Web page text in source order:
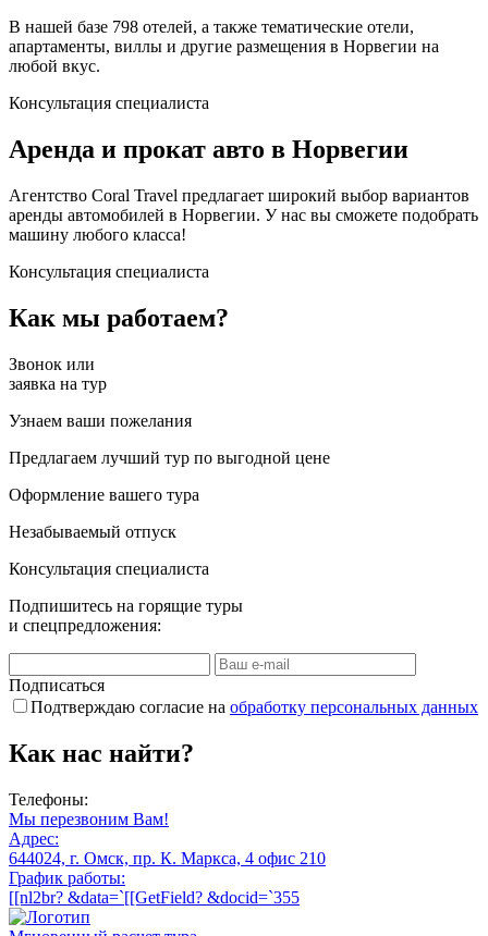
В нашей базе 798 отелей, а также тематические отели,
апартаменты, виллы и другие размещения в Норвегии на
любой вкус.
Консультация специалиста
Аренда и прокат авто в Норвегии
Агентство Coral Travel предлагает широкий выбор вариантов
аренды автомобилей в Норвегии. У нас вы сможете подобрать
машину любого класса!
Консультация специалиста
Как мы работаем?
Звонок или
заявка на тур
Узнаем ваши пожелания
Предлагаем лучший тур по выгодной цене
Оформление вашего тура
Незабываемый отпуск
Консультация специалиста
Подпишитесь на горящие туры
и спецпредложения:
Подписаться
Подтверждаю согласие на обработку персональных данных
Как нас найти?
Телефоны:
Мы перезвоним Вам!
Адрес:
644024, г. Омск, пр. К. Маркса, 4 офис 210
График работы:
[[nl2br? &data=`[[GetField? &docid=`355